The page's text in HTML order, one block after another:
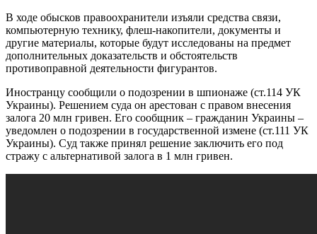
В ходе обысков правоохранители изъяли средства связи,
компьютерную технику, флеш-накопители, документы и
другие материалы, которые будут исследованы на предмет
дополнительных доказательств и обстоятельств
противоправной деятельности фигурантов.
Иностранцу сообщили о подозрении в шпионаже (ст.114 УК
Украины). Решением суда он арестован с правом внесения
залога 20 млн гривен. Его сообщник – гражданин Украины –
уведомлен о подозрении в государственной измене (ст.111 УК
Украины). Суд также принял решение заключить его под
стражу с альтернативой залога в 1 млн гривен.